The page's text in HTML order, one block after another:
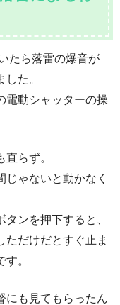
たら落雷の爆音が
た。
電動シャッターの操
らず。
ゃないと動かなく
ンを押下すると、
ただけだとすぐ止ま
。
にも見てもらったん